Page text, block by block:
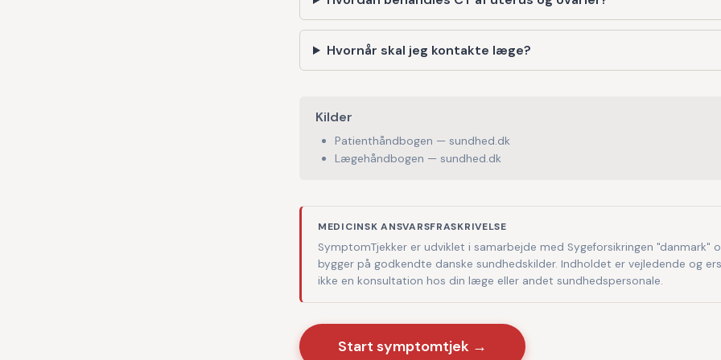
Hvornår skal jeg kontakte læge?
Kilder
Patienthåndbogen — sundhed.dk
Lægehåndbogen — sundhed.dk
MEDICINSK ANSVARSFRASKRIVELSE
SymptomTjekker er udviklet i samarbejde med Sygeforsikringen "danmark"
bygger på godkendte danske sundhedskilder. Indholdet er vejledende og
ikke en konsultation hos din læge eller andet sundhedspersonale.
Start symptomtjek →